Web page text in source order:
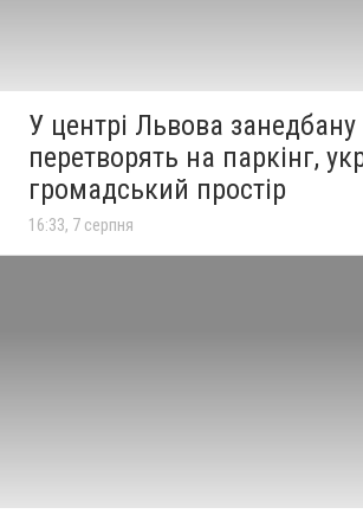
У центрі Львова занедбану
перетворять на паркінг,
громадський простір
16:33, 7 серпня